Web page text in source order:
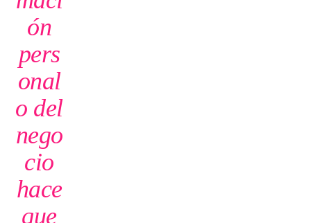
ón
pers
onal
o del
nego
cio
hace
que